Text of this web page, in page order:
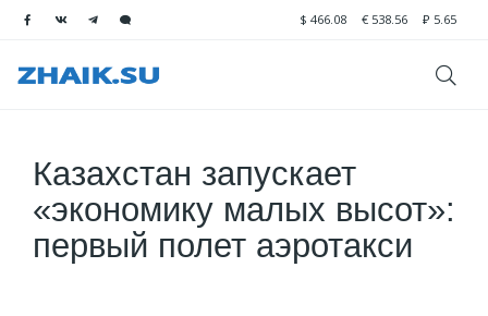
$ 466.08 € 538.56 ₽ 5.65
Казахстан запускает
«экономику малых высот»:
первый полет аэротакси